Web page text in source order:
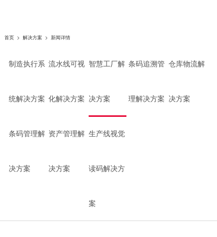
生产线视觉读码解决方案
wms智能仓储管理系统
智能制造mes执行系统
首页 > 解决方案 > 新闻详情
制造执行系
统解决方案
流水线可视
化解决方案
智慧工厂解
决方案
条码追溯管
理解决方案
仓库物流解
决方案
条码管理解
决方案
资产管理解
决方案
生产线视觉
读码解决方
案